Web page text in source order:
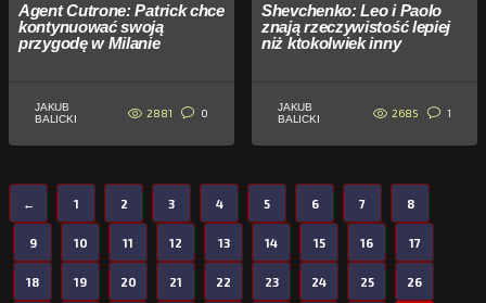
Agent Cutrone: Patrick chce
kontynuować swoją
przygodę w Milanie
JAKUB
BALICKI
2881 0
Shevchenko: Leo i Paolo
znają rzeczywistość lepiej
niż ktokolwiek inny
JAKUB
BALICKI
2685 1
← 1 2 3 4 5 6 7 8
9 10 11 12 13 14 15 16 17
18 19 20 21 22 23 24 25 26